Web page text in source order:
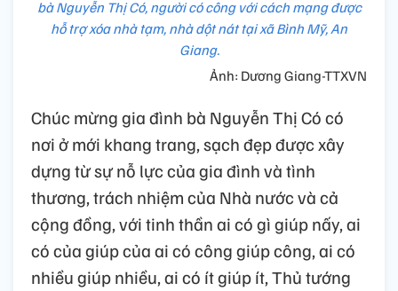
bà Nguyễn Thị Có, người có công với cách mạng được
hỗ trợ xóa nhà tạm, nhà dột nát tại xã Bình Mỹ, An
Giang.
Ảnh: Dương Giang-TTXVN
Chúc mừng gia đình bà Nguyễn Thị Có có
nơi ở mới khang trang, sạch đẹp được xây
dựng từ sự nỗ lực của gia đình và tình
thương, trách nhiệm của Nhà nước và cả
cộng đồng, với tinh thần ai có gì giúp nấy, ai
có của giúp của ai có công giúp công, ai có
nhiều giúp nhiều, ai có ít giúp ít, Thủ tướng